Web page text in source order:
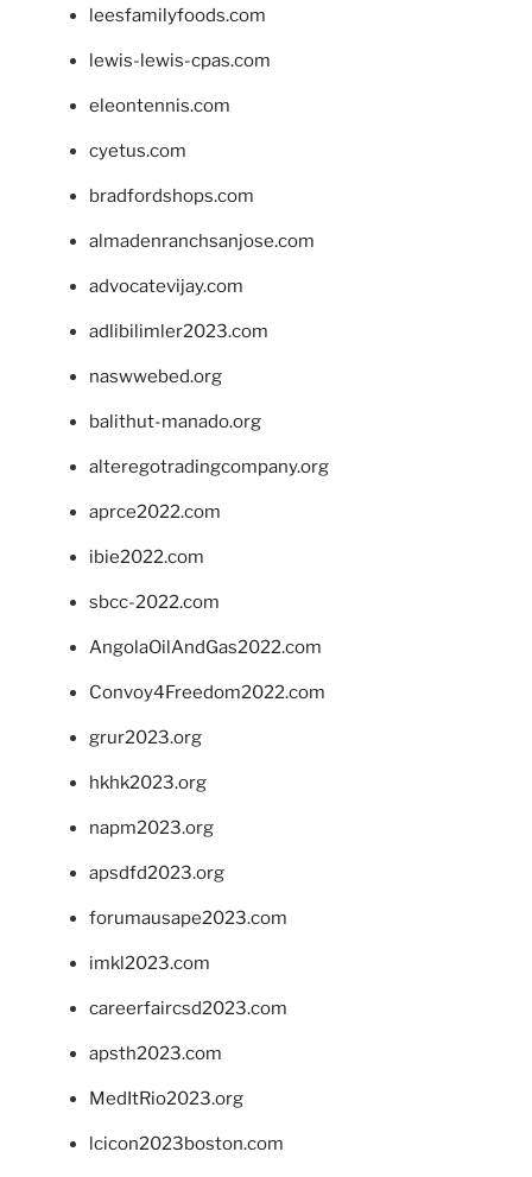
leesfamilyfoods.com
lewis-lewis-cpas.com
eleontennis.com
cyetus.com
bradfordshops.com
almadenranchsanjose.com
advocatevijay.com
adlibilimler2023.com
naswwebed.org
balithut-manado.org
alteregotradingcompany.org
aprce2022.com
ibie2022.com
sbcc-2022.com
AngolaOilAndGas2022.com
Convoy4Freedom2022.com
grur2023.org
hkhk2023.org
napm2023.org
apsdfd2023.org
forumausape2023.com
imkl2023.com
careerfaircsd2023.com
apsth2023.com
MedItRio2023.org
lcicon2023boston.com